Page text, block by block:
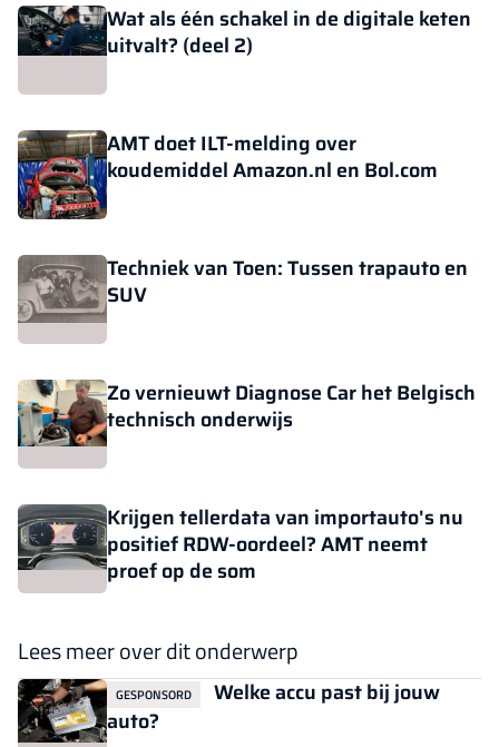
Wat als één schakel in de digitale keten
uitvalt? (deel 2)
AMT doet ILT-melding over
koudemiddel Amazon.nl en Bol.com
Techniek van Toen: Tussen trapauto en
SUV
Zo vernieuwt Diagnose Car het Belgisch
technisch onderwijs
Krijgen tellerdata van importauto's nu
positief RDW-oordeel? AMT neemt
proef op de som
Lees meer over dit onderwerp
GESPONSORD
Welke accu past bij jouw
auto?